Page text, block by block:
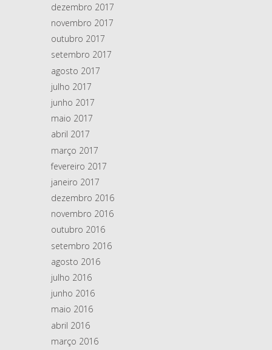
dezembro 2017
novembro 2017
outubro 2017
setembro 2017
agosto 2017
julho 2017
junho 2017
maio 2017
abril 2017
março 2017
fevereiro 2017
janeiro 2017
dezembro 2016
novembro 2016
outubro 2016
setembro 2016
agosto 2016
julho 2016
junho 2016
maio 2016
abril 2016
março 2016